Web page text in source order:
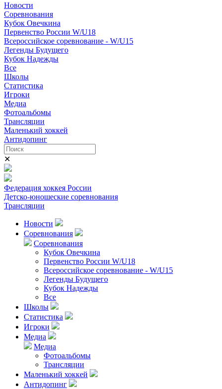
Новости
Соревнования
Кубок Овечкина
Первенство России W/U18
Всероссийское соревнование - W/U15
Легенды Будущего
Кубок Надежды
Все
Школы
Статистика
Игроки
Медиа
Фотоальбомы
Трансляции
Маленький хоккей
Антидопинг
✕
Федерация хоккея России
Детско-юношеские соревнования
Трансляции
Новости
Соревнования
Соревнования
Кубок Овечкина
Первенство России W/U18
Всероссийское соревнование - W/U15
Легенды Будущего
Кубок Надежды
Все
Школы
Статистика
Игроки
Медиа
Медиа
Фотоальбомы
Трансляции
Маленький хоккей
Антидопинг